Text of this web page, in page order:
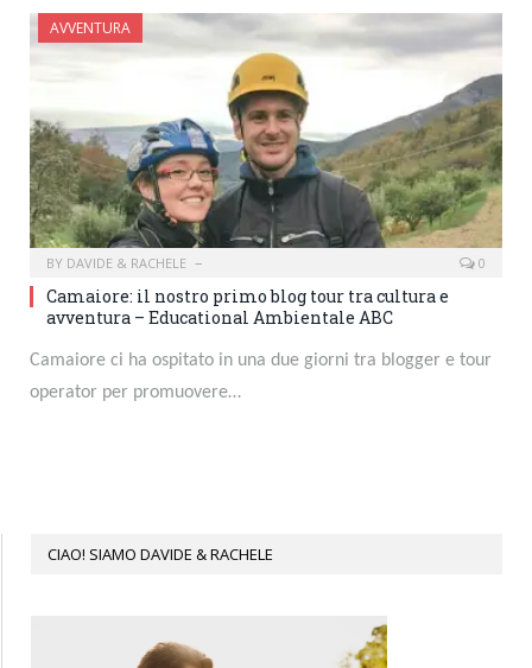
AVVENTURA
BY DAVIDE & RACHELE 0
Camaiore: il nostro primo blog tour tra cultura e
avventura – Educational Ambientale ABC
Camaiore ci ha ospitato in una due giorni tra blogger e tour
operator per promuovere…
CIAO! SIAMO DAVIDE & RACHELE